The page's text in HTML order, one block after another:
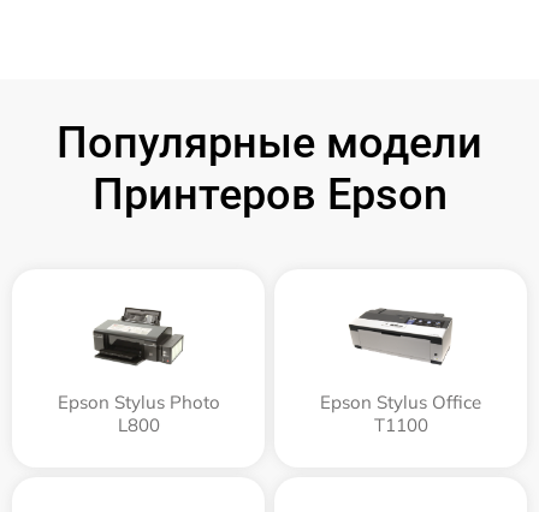
Популярные модели
Принтеров Epson
Epson Stylus Photo
L800
Epson Stylus Office
T1100